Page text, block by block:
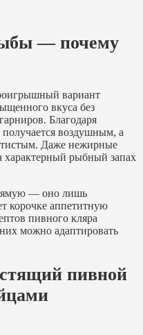
— почему
вариант
вкуса без
Благодаря
получается воздушным, а
Даже нежирные
характерный рыбный запах
— оно лишь
корочке аппетитную
пивного кляра
можно адаптировать
пивной